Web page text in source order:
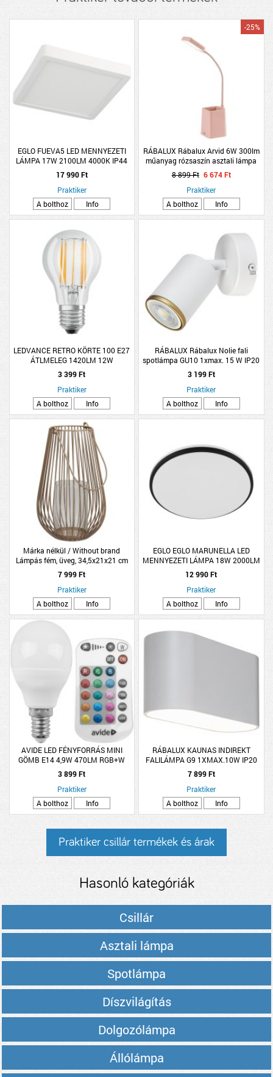
EGLO FUEVA5 LED MENNYEZETI
LÁMPA 17W 2100LM 4000K IP44
21X21CM FEHÉR
17 990 Ft
Praktiker
A bolthoz
Info
RÁBALUX Rábalux Arvid 6W 300lm
műanyag rózsaszín asztali lámpa
-25%
8 899 Ft 6 674 Ft
Praktiker
A bolthoz
Info
LEDVANCE RETRO KÖRTE 100 E27
ÁTLMELEG 1420LM 12W
3 399 Ft
Praktiker
A bolthoz
Info
RÁBALUX Rábalux Nolie fali
spotlámpa GU10 1xmax. 15 W IP20
L14 cm fehér/arany
3 199 Ft
Praktiker
A bolthoz
Info
Márka nélkül / Without brand
Lámpás fém, üveg, 34,5x21x21 cm
7 999 Ft
Praktiker
A bolthoz
Info
EGLO EGLO MARUNELLA LED
MENNYEZETI LÁMPA 18W 2000LM
4000K IP20 34CM FEKETE
12 990 Ft
Praktiker
A bolthoz
Info
AVIDE LED FÉNYFORRÁS MINI
GÖMB E14 4,9W 470LM RGB+W
2700K TÁVIRÁNYÍTÓVAL
3 899 Ft
Praktiker
A bolthoz
Info
RÁBALUX KAUNAS INDIREKT
FALILÁMPA G9 1XMAX.10W IP20
8X16CM OVÁLIS FÉM MATT FEHÉR
7 899 Ft
Praktiker
A bolthoz
Info
Praktiker csillár termékek és árak
Hasonló kategóriák
Csillár
Asztali lámpa
Spotlámpa
Díszvilágítás
Dolgozólámpa
Állólámpa